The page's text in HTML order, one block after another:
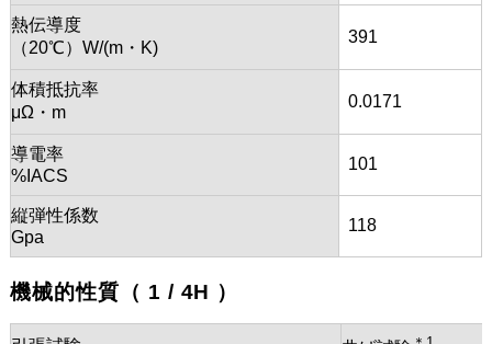
熱伝導度
（20℃）W/(m・K)
391
体積抵抗率
μΩ・m
0.0171
導電率
%IACS
101
縦弾性係数
Gpa
118
機械的性質（ 1 / 4H ）